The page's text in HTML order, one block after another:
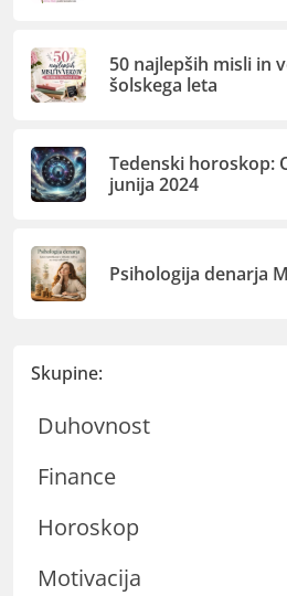
50 najlepših misli in
šolskega leta
Tedenski horoskop:
junija 2024
Psihologija denarja
Skupine:
Duhovnost
Finance
Horoskop
Motivacija